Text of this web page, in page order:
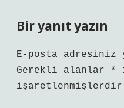
Bir yanıt yazın
E-posta adresiniz
Gerekli alanlar
*
işaretlenmişlerdir